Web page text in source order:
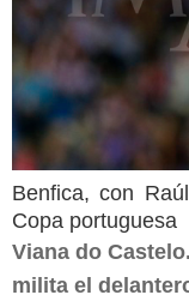
Benfica, con
Copa portuguesa
Viana do
milita el